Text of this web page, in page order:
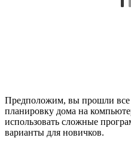
Предположим, вы прошли все
планировку дома на
использовать сложные
варианты для новичков.